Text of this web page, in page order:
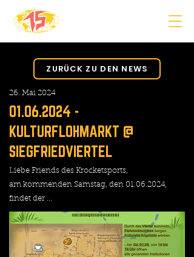
ZURÜCK ZU DEN NEWS
26. Mai 2024
01.06.2024 -
KULTURFLOHMARKT @
SIEGFRIEDVIERTEL
Liebe Friends des Krocketsports,
am kommenden Samstag, den 01.06.2024,
findet der ...